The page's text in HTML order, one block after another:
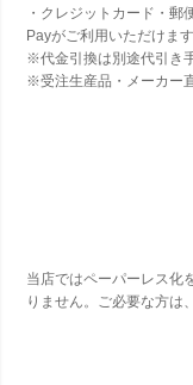
・クレジットカード・
Payがご利用いただけます
※代金引換は別途代引き
※受注生産品・メーカー
当店ではペーパーレス化
りません。ご必要な方は